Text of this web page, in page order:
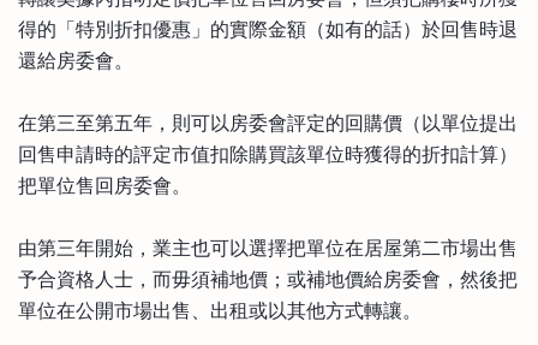
得的「特別折扣優惠」的實際金額（如有的話）於回售時退
還給房委會。
在第三至第五年，則可以房委會評定的回購價（以單位提出
回售申請時的評定市值扣除購買該單位時獲得的折扣計算）
把單位售回房委會。
由第三年開始，業主也可以選擇把單位在居屋第二市場出售
予合資格人士，而毋須補地價；或補地價給房委會，然後把
單位在公開市場出售、出租或以其他方式轉讓。